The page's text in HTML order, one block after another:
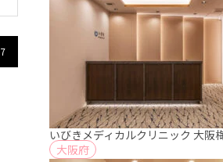
7
いびきメディカルクリニック 大阪
大阪府